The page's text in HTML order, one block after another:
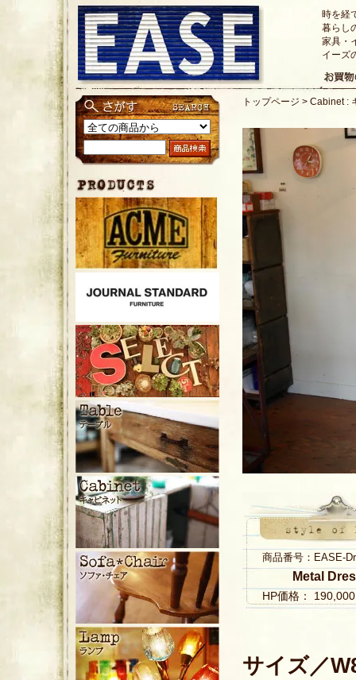
時を経
暮らし
家具・
イーズ
トップページ > Cabinet :
商品番号：EASE-
Metal
HP価格：
サイズ／